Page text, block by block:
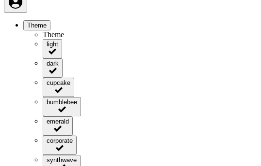
Theme
Theme
light
dark
cupcake
bumblebee
emerald
corporate
synthwave